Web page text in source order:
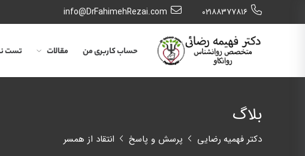
٠٢١٨٨٣٧٧٨١٦ info@DrFahimehRezai.com
حساب کاربری من مقالات تست
بلاگ
دکتر فهمیه رضایی پرسش و پاسخ انتقاد از همسر